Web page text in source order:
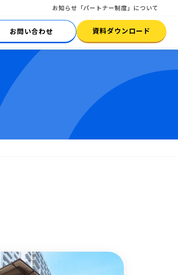
お知らせ 「パートナー制度」について
お問い合わせ 資料ダウンロード